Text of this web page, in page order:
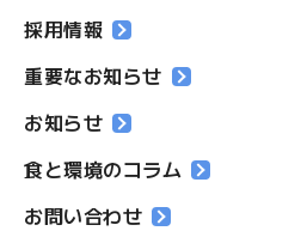
採用情報
重要なお知らせ
お知らせ
食と環境のコラム
お問い合わせ